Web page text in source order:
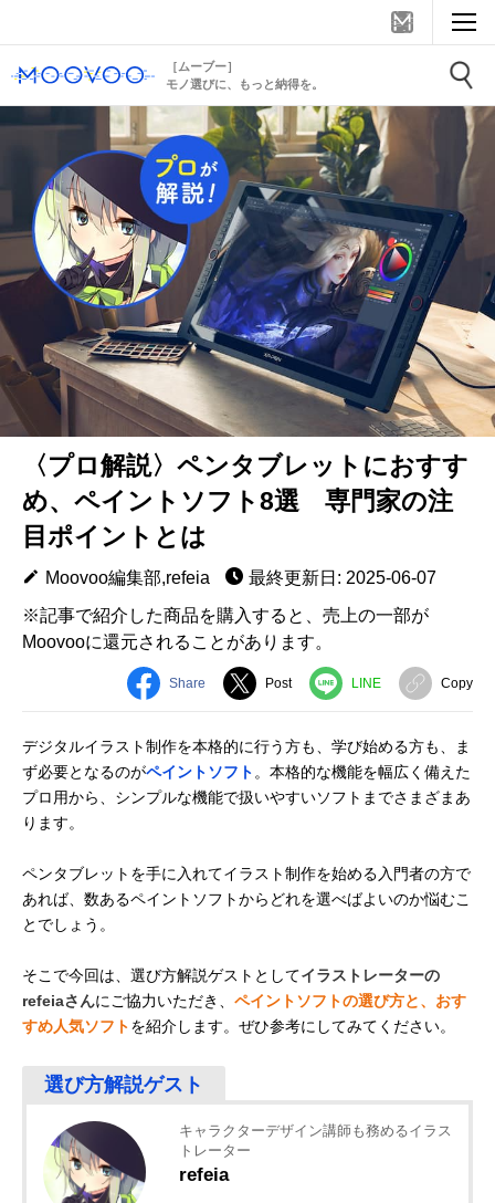
［ムーブー］
モノ選びに、もっと納得を。
〈プロ解説〉ペンタブレットにおすす
め、ペイントソフト8選 専門家の注
目ポイントとは
Moovoo編集部,refeia
最終更新日: 2025-06-07
※記事で紹介した商品を購入すると、売上の一部が
Moovooに還元されることがあります。
Share Post LINE Copy
デジタルイラスト制作を本格的に行う方も、学び始める方も、ま
ず必要となるのがペイントソフト 。本格的な機能を幅広く備えた
プロ用から、シンプルな機能で扱いやすいソフトまでさまざまあ
ります。
ペンタブレットを手に入れてイラスト制作を始める入門者の方で
あれば、数あるペイントソフトからどれを選べばよいのか悩むこ
とでしょう。
そこで今回は、選び方解説ゲストとしてイラストレーターの
refeiaさんにご協力いただき、 ペイントソフトの選び方と、おす
すめ人気ソフトを紹介します。ぜひ参考にしてみてください。
キャラクターデザイン講師も務めるイラス
トレーター
refeia